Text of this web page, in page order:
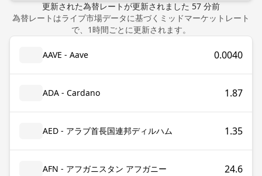
更新された為替レートが更新されました 57 分前
為替レートはライブ市場データに基づくミッドマーケットレート
で、1時間ごとに更新されます。
AAVE - Aave 0.0040
ADA - Cardano 1.87
AED - アラブ首長国連邦ディルハム 1.35
AFN - アフガニスタン アフガニー 24.6